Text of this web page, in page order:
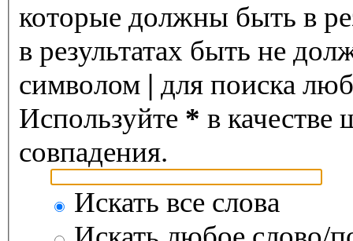
которые должны быть в
в результатах быть не
символом | для поиска
Используйте * в качестве
совпадения.
Искать все слова